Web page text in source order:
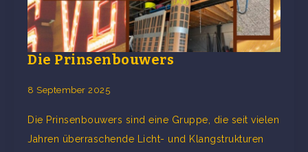
Die Prinsenbouwers
8 September 2025
Die Prinsenbouwers sind eine Gruppe, die seit vielen
Jahren überraschende Licht- und Klangstrukturen